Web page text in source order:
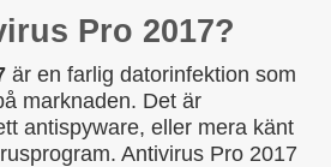
Pro 2017?
är en farlig datorinfektion som
marknaden. Det är
antispyware, eller mera känt
Antivirus Pro 2017